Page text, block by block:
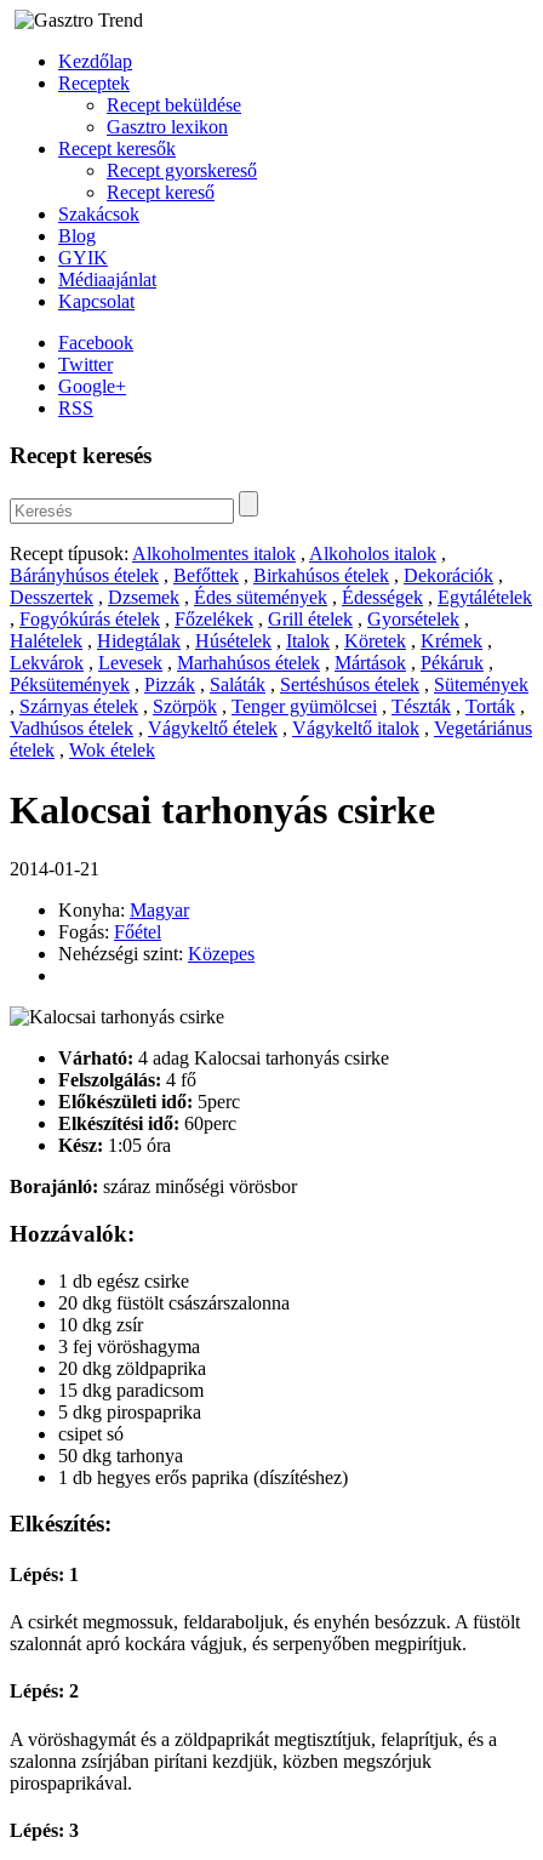
Kezdőlap
Receptek
Recept beküldése
Gasztro lexikon
Recept keresők
Recept gyorskereső
Recept kereső
Szakácsok
Blog
GYIK
Médiaajánlat
Kapcsolat
Facebook
Twitter
Google+
RSS
Recept keresés
Recept típusok: Alkoholmentes italok , Alkoholos italok ,
Bárányhúsos ételek , Befőttek , Birkahúsos ételek , Dekorációk ,
Desszertek , Dzsemek , Édes sütemények , Édességek , Egytálételek
, Fogyókúrás ételek , Főzelékek , Grill ételek , Gyorsételek ,
Halételek , Hidegtálak , Húsételek , Italok , Köretek , Krémek ,
Lekvárok , Levesek , Marhahúsos ételek , Mártások , Pékáruk ,
Péksütemények , Pizzák , Saláták , Sertéshúsos ételek , Sütemények
, Szárnyas ételek , Szörpök , Tenger gyümölcsei , Tészták , Torták ,
Vadhúsos ételek , Vágykeltő ételek , Vágykeltő italok , Vegetáriánus
ételek , Wok ételek
Kalocsai tarhonyás csirke
2014-01-21
Konyha: Magyar
Fogás: Főétel
Nehézségi szint: Közepes
Várható: 4 adag Kalocsai tarhonyás csirke
Felszolgálás: 4 fő
Előkészületi idő: 5perc
Elkészítési idő: 60perc
Kész: 1:05 óra
Borajánló: száraz minőségi vörösbor
Hozzávalók:
1 db egész csirke
20 dkg füstölt császárszalonna
10 dkg zsír
3 fej vöröshagyma
20 dkg zöldpaprika
15 dkg paradicsom
5 dkg pirospaprika
csipet só
50 dkg tarhonya
1 db hegyes erős paprika (díszítéshez)
Elkészítés:
Lépés: 1
A csirkét megmossuk, feldaraboljuk, és enyhén besózzuk. A füstölt
szalonnát apró kockára vágjuk, és serpenyőben megpirítjuk.
Lépés: 2
A vöröshagymát és a zöldpaprikát megtisztítjuk, felaprítjuk, és a
szalonna zsírjában pirítani kezdjük, közben megszórjuk
pirospaprikával.
Lépés: 3